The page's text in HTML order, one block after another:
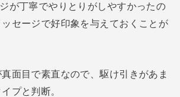
が丁寧でやりとりがしやすかったの
セージで好印象を与えておくことが
面目で素直なので、駆け引きがあま
プと判断。